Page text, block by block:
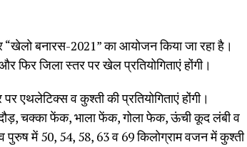
“खेलो बनारस-2021” का आयोजन किया जा रहा है।
फिर जिला स्तर पर खेल प्रतियोगिताएं होंगी।
एथलेटिक्स व कुश्ती की प्रतियोगिताएं होंगी।
चक्का फेंक, भाला फेंक, गोला फेक, ऊंची कूद लंबी व
पुरुष में 50, 54, 58, 63 व 69 किलोग्राम वजन में कुश्ती